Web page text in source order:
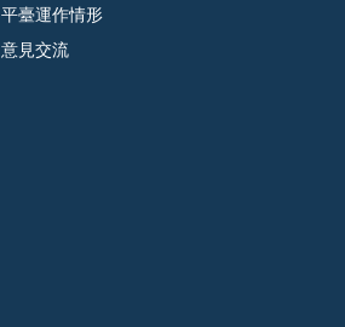
平臺運作情形
意見交流